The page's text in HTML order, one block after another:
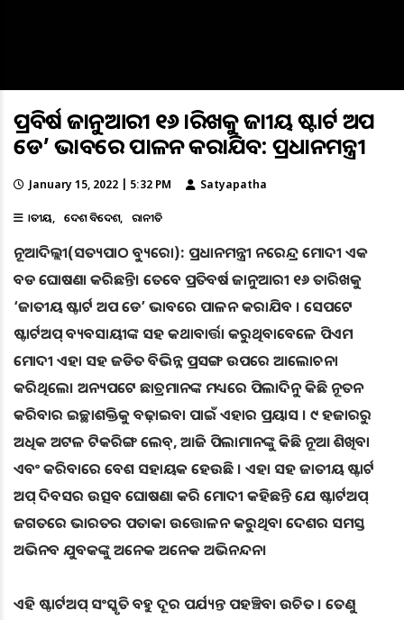
ପ୍ରତିବର୍ଷ ଜାନୁଆରୀ ୧୬ ତାରିଖକୁ ଜାତୀୟ ଷ୍ଟାର୍ଟ ଅପ
ଡେ’ ଭାବରେ ପାଳନ କରାଯିବ: ପ୍ରଧାନମନ୍ତ୍ରୀ
January 15, 2022 | 5:32 PM Satyapatha
ଜାତୀୟ ଦେଶ ବିଦେଶ ରାଜନୀତି
ନୂଆଦିଲ୍ଲୀ(ସତ୍ୟପାଠ ବ୍ୟୁରୋ): ପ୍ରଧାନମନ୍ତ୍ରୀ ନରେନ୍ଦ୍ର ମୋଦୀ ଏକ
ବଡ ଘୋଷଣା କରିଛନ୍ତି। ତେବେ ପ୍ରତିବର୍ଷ ଜାନୁଆରୀ ୧୬ ତାରିଖକୁ
‘ଜାତୀୟ ଷ୍ଟାର୍ଟ ଅପ ଡେ’ ଭାବରେ ପାଳନ କରାଯିବ । ସେପଟେ
ଷ୍ଟାର୍ଟଅପ୍ ବ୍ୟବସାୟୀଙ୍କ ସହ କଥାବାର୍ତ୍ତା କରୁଥିବାବେଳେ ପିଏମ
ମୋଦୀ ଏହା ସହ ଜଡିତ ବିଭିନ୍ନ ପ୍ରସଙ୍ଗ ଉପରେ ଆଲୋଚନା
କରିଥିଲେ। ଅନ୍ୟପଟେ ଛାତ୍ରମାନଙ୍କ ମଧ୍ୟରେ ପିଲାଦିନୁ କିଛି ନୂତନ
କରିବାର ଇଚ୍ଛାଶକ୍ତିକୁ ବଢ଼ାଇବା ପାଇଁ ଏହାର ପ୍ରୟାସ । ୯ ହଜାରରୁ
ଅଧିକ ଅଟଳ ଟିକରିଙ୍ଗ ଲେବ୍‌, ଆଜି ପିଲାମାନଙ୍କୁ କିଛି ନୂଆ ଶିଖିବା
ଏବଂ କରିବାରେ ବେଶ ସହାୟକ ହେଉଛି । ଏହା ସହ ଜାତୀୟ ଷ୍ଟାର୍ଟ
ଅପ୍ ଦିବସର ଉତ୍ସବ ଘୋଷଣା କରି ମୋଦୀ କହିଛନ୍ତି ଯେ ଷ୍ଟାର୍ଟଅପ୍
ଜଗତରେ ଭାରତର ପତାକା ଉତ୍ତୋଳନ କରୁଥିବା ଦେଶର ସମସ୍ତ
ଅଭିନବ ଯୁବକଙ୍କୁ ଅନେକ ଅନେକ ଅଭିନନ୍ଦନ।
ଏହି ଷ୍ଟାର୍ଟଅପ୍ ସଂସ୍କୃତି ବହୁ ଦୂର ପର୍ଯ୍ୟନ୍ତ ପହଞ୍ଚିବା ଉଚିତ । ତେଣୁ